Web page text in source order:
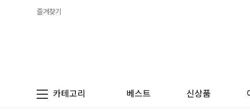
즐겨찾기
카테고리 베스트 신상품